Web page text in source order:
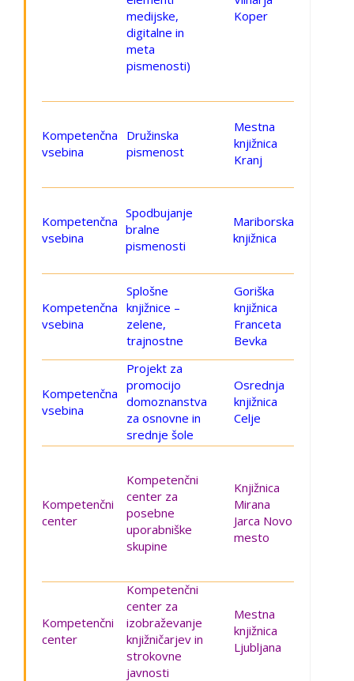
medijske,
digitalne in
meta
pismenosti)
Koper
Kompetenčna
vsebina
Družinska
pismenost
Mestna
knjižnica
Kranj
Kompetenčna
vsebina
Spodbujanje
bralne
pismenosti
Mariborska
knjižnica
Kompetenčna
vsebina
Splošne
knjižnice –
zelene,
trajnostne
Goriška
knjižnica
Franceta
Bevka
Kompetenčna
vsebina
Projekt za
promocijo
domoznanstva
za osnovne in
srednje šole
Osrednja
knjižnica
Celje
Kompetenčni
center
Kompetenčni
center za
posebne
uporabniške
skupine
Knjižnica
Mirana
Jarca Novo
mesto
Kompetenčni
center
Kompetenčni
center za
izobraževanje
knjižničarjev in
strokovne
javnosti
Mestna
knjižnica
Ljubljana